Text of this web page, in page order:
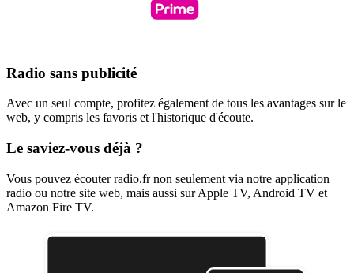
Radio sans publicité
Avec un seul compte, profitez également de tous les avantages sur le
web, y compris les favoris et l'historique d'écoute.
Le saviez-vous déjà ?
Vous pouvez écouter radio.fr non seulement via notre application
radio ou notre site web, mais aussi sur Apple TV, Android TV et
Amazon Fire TV.